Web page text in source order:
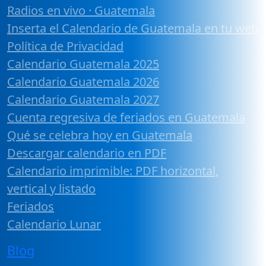
Radios en vivo · Guatemala
Inserta el Calendario de Guatemala en tu web
Política de Privacidad
Calendario Guatemala 2025
Calendario Guatemala 2026
Calendario Guatemala 2027
Cuenta regresiva de feriados en Guatemala
Qué se celebra hoy en Guatemala
Descargar calendario en PDF
Calendario imprimible: PDF horizontal,
vertical y listado
Feriados
Calendario Lunar
Blog